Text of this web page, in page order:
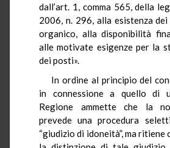
dall’art. 1, comma 565, della
2006, n. 296, alla esistenza
organico, alla disponibilità
alle motivate esigenze per la
dei posti».
In ordine al principio del
in connessione a quello di
Regione ammette che la
prevede una procedura
“giudizio di idoneità”, ma ritiene